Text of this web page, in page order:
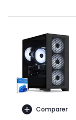
Comparer